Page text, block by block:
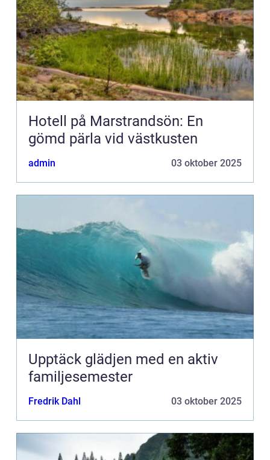
Hotell på Marstrandsön: En
gömd pärla vid västkusten
admin 03 oktober 2025
Upptäck glädjen med en aktiv
familjesemester
Fredrik Dahl 03 oktober 2025